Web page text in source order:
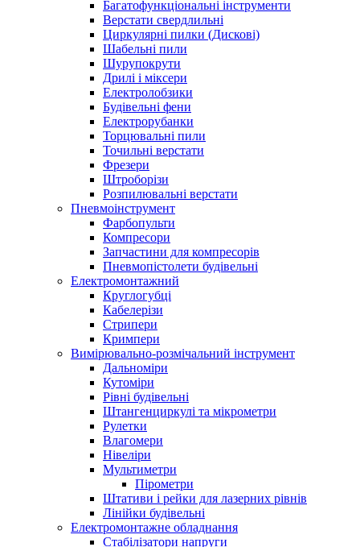
Багатофункціональні інструменти
Верстати свердлильні
Циркулярні пилки (Дискові)
Шабельні пили
Шурупокрути
Дрилі і міксери
Електролобзики
Будівельні фени
Електрорубанки
Торцювальні пили
Точильні верстати
Фрезери
Штроборізи
Розпилювальні верстати
Пневмоінструмент
Фарбопульти
Компресори
Запчастини для компресорів
Пневмопістолети будівельні
Електромонтажний
Круглогубці
Кабелерізи
Стрипери
Кримпери
Вимірювально-розмічальний інструмент
Дальноміри
Кутоміри
Рівні будівельні
Штангенциркулі та мікрометри
Рулетки
Влагомери
Нівеліри
Мультиметри
Пірометри
Штативи і рейки для лазерних рівнів
Лінійки будівельні
Електромонтажне обладнання
Стабілізатори напруги